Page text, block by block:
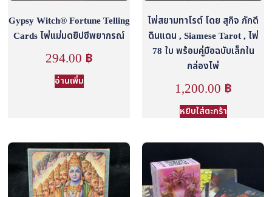
Gypsy Witch® Fortune Telling
Cards ไพ่แม่มดยิปซีพยากรณ์
294.00 ฿
อ่านเพิ่ม
ไพ่สยามทาโรต์ โดย สุกิจ ภักดี
ดินแดน , Siamese Tarot , ไพ่
78 ใบ พร้อมคู่มือฉบับเล็กใน
กล่องไพ่
1,200.00 ฿
หยิบใส่ตะกร้า